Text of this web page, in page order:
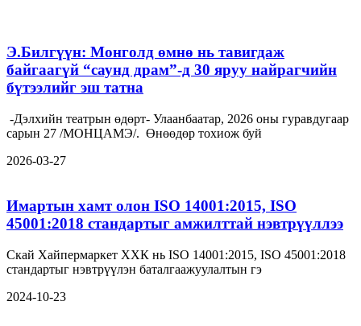
Э.Билгүүн: Монголд өмнө нь тавигдаж
байгаагүй “саунд драм”-д 30 яруу найрагчийн
бүтээлийг эш татна
-Дэлхийн театрын өдөрт- Улаанбаатар, 2026 оны гуравдугаар
сарын 27 /МОНЦАМЭ/. Өнөөдөр тохиож буй
2026-03-27
Имартын хамт олон ISO 14001:2015, ISO
45001:2018 стандартыг амжилттай нэвтрүүллээ
Скай Хайпермаркет ХХК нь ISO 14001:2015, ISO 45001:2018
стандартыг нэвтрүүлэн баталгаажуулалтын гэ
2024-10-23